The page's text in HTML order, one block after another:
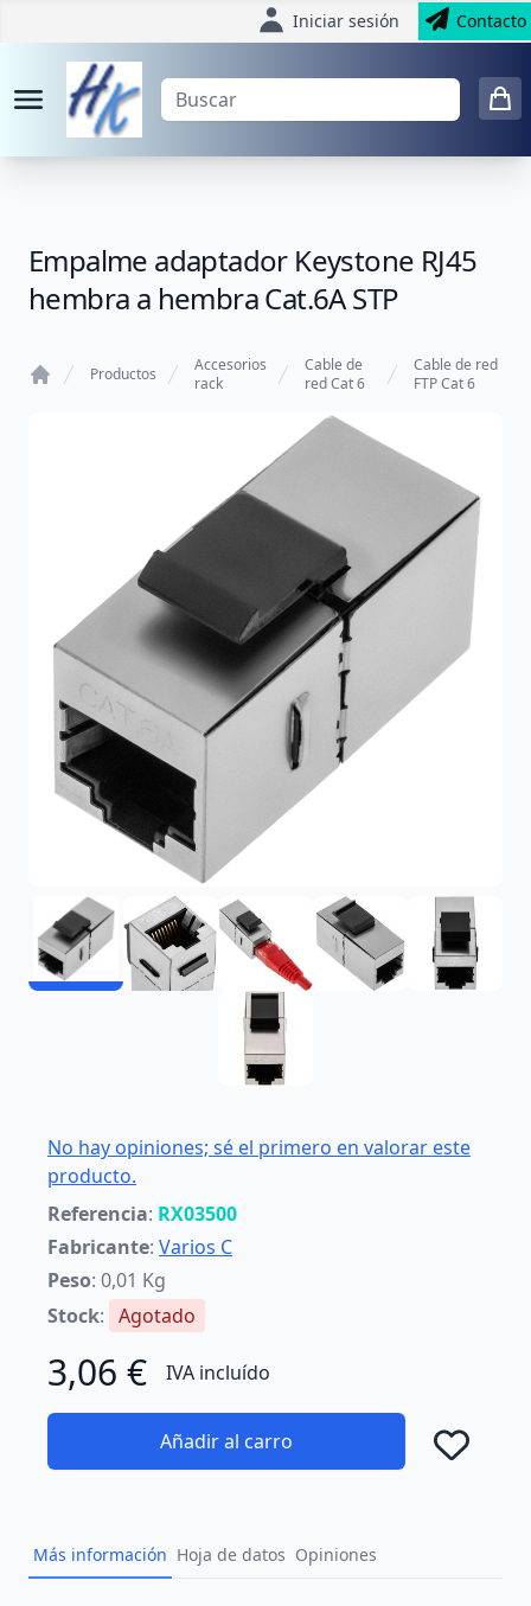
Iniciar sesión Contacto
Empalme adaptador Keystone RJ45
hembra a hembra Cat.6A STP
Productos
Accesorios
rack
Cable de
red Cat 6
Cable de red
FTP Cat 6
No hay opiniones; sé el primero en valorar este
producto.
Referencia: RX03500
Fabricante: Varios C
Peso: 0,01 Kg
Stock: Agotado
3,06 € IVA incluído
Añadir al carro
Más información Hoja de datos Opiniones